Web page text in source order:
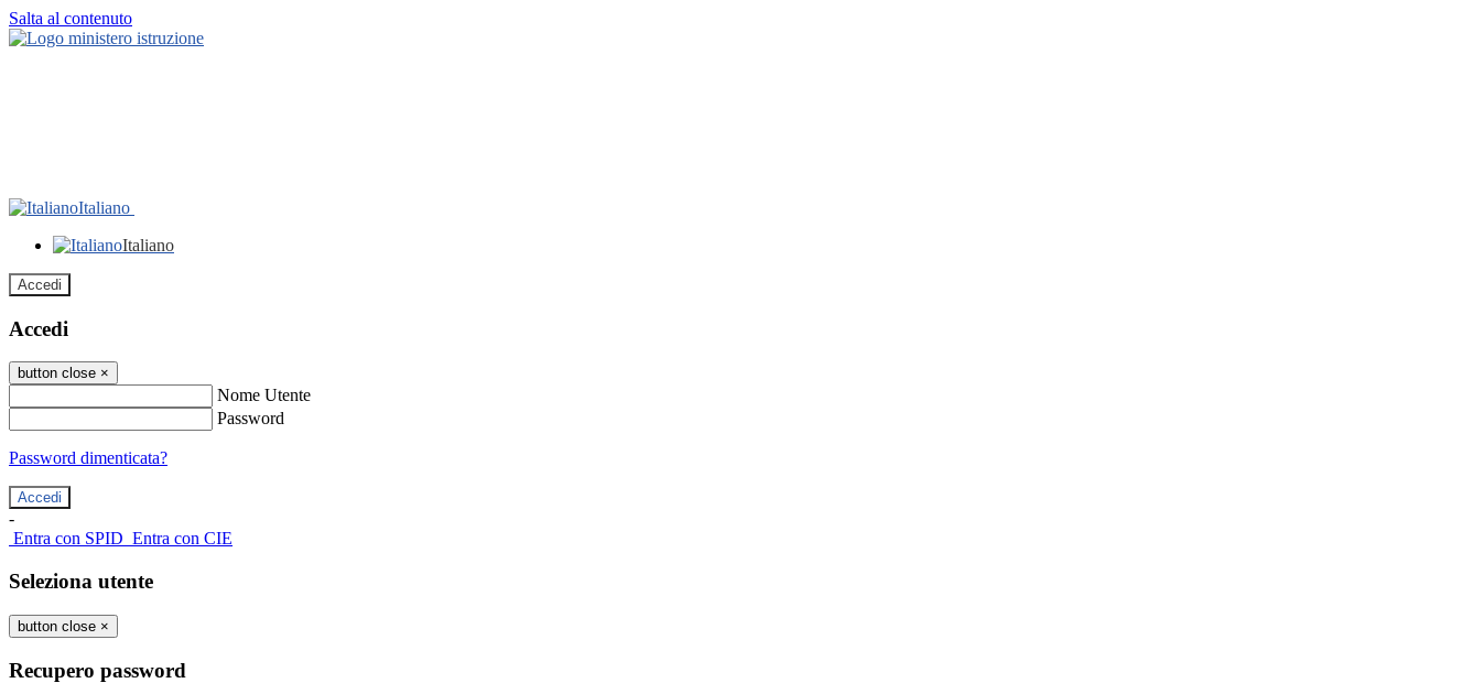
Salta al contenuto
Italiano
Italiano
Accedi
Accedi
button close ×
Nome Utente
Password
Password dimenticata?
-
Entra con SPID Entra con CIE
Seleziona utente
button close ×
Recupero password